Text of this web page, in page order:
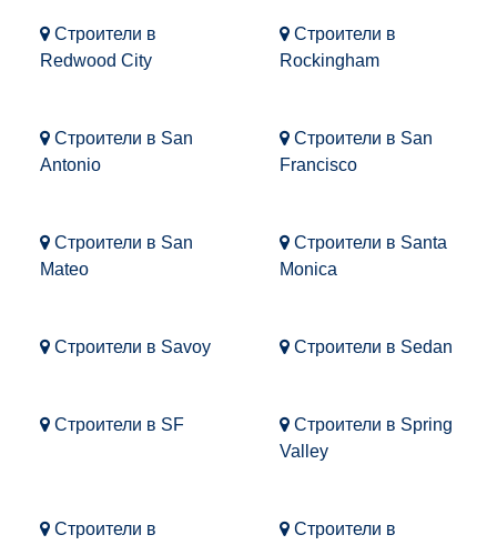
Строители в
Redwood City
Строители в
Rockingham
Строители в San
Antonio
Строители в San
Francisco
Строители в San
Mateo
Строители в Santa
Monica
Строители в Savoy Строители в Sedan
Строители в SF
Строители в Spring
Valley
Строители в
Строители в